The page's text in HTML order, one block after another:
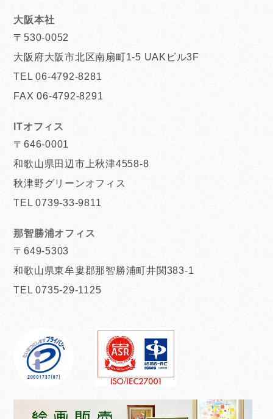
大阪本社
〒530-0052
大阪府大阪市北区南扇町1-5 UAKビル3F
TEL 06-4792-8281
FAX 06-4792-8291
ITオフィス
〒646-0001
和歌山県田辺市上秋津4558-8
秋津野グリーンオフィス
TEL 0739-33-9811
那智勝浦オフィス
〒649-5303
和歌山県東牟婁郡那智勝浦町井関383-1
TEL 0735-29-1125